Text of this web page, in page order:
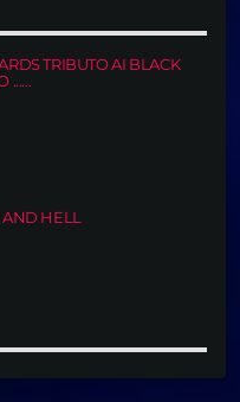
TRIBUTO AI BLACK
......
AND HELL